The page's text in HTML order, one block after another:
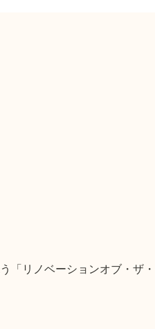
「リノベーションオブ・ザ